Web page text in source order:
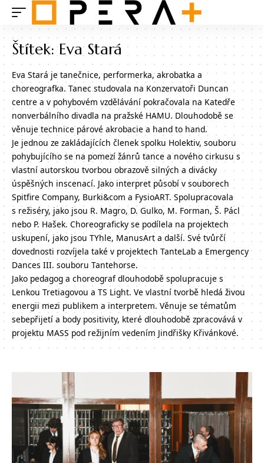
Štítek:Eva Stará
Eva Stará je tanečnice, performerka, akrobatka a
choreografka. Tanec studovala na Konzervatoři Duncan
centre a v pohybovém vzdělávání pokračovala na Katedře
nonverbálního divadla na pražské HAMU. Dlouhodobě se
věnuje technice párové akrobacie a hand to hand.
Je jednou ze zakládajících členek spolku Holektiv, souboru
pohybujícího se na pomezí žánrů tance a nového cirkusu s
vlastní autorskou tvorbou obrazově silných a divácky
úspěšných inscenací. Jako interpret působí v souborech
Spitfire Company, Burki&com a FysioART. Spolupracovala
s režiséry, jako jsou R. Magro, D. Gulko, M. Forman, Š. Pácl
nebo P. Hašek. Choreograficky se podílela na projektech
uskupení, jako jsou TYhle, ManusArt a další. Své tvůrčí
dovednosti rozvíjela také v projektech TanteLab a Emergency
Dances III. souboru Tantehorse.
Jako pedagog a choreograf dlouhodobě spolupracuje s
Lenkou Tretiagovou a TS Light. Ve vlastní tvorbě hledá živou
energii mezi publikem a interpretem. Věnuje se tématům
sebepřijetí a body positivity, které dlouhodobě zpracovává v
projektu MASS pod režijním vedením Jindřišky Křivánkové.